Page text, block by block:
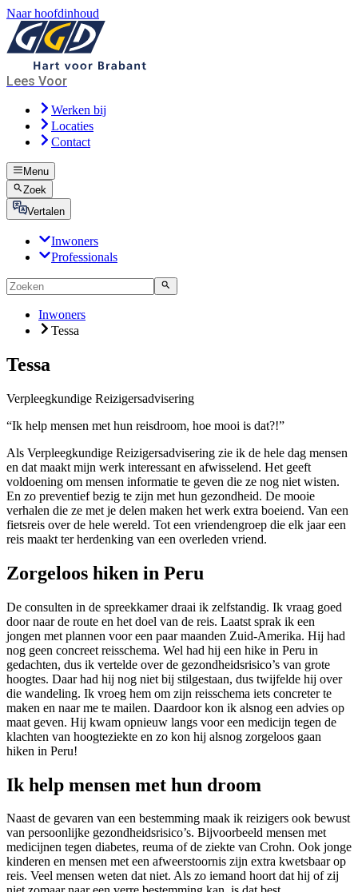
Naar hoofdinhoud
Lees Voor
Werken bij
Locaties
Contact
Menu
Zoek
Vertalen
Inwoners
Professionals
Inwoners
Tessa
Tessa
Verpleegkundige Reizigersadvisering
“Ik help mensen met hun reisdroom, hoe mooi is dat?!”
Als Verpleegkundige Reizigersadvisering zie ik de hele dag mensen
en dat maakt mijn werk interessant en afwisselend. Het geeft
voldoening om mensen informatie te geven die ze nog niet wisten.
En zo preventief bezig te zijn met hun gezondheid. De mooie
verhalen die ze met je delen maken het werk extra boeiend. Van een
fietsreis over de hele wereld. Tot een vriendengroep die elk jaar een
reis maakt ter herdenking van een overleden vriend.
Zorgeloos hiken in Peru
De consulten in de spreekkamer draai ik zelfstandig. Ik vraag goed
door naar de route en het doel van de reis. Laatst sprak ik een
jongen met plannen voor een paar maanden Zuid-Amerika. Hij had
nog geen concreet reisschema. Wel had hij een hike in Peru in
gedachten, dus ik vertelde over de gezondheidsrisico’s van grote
hoogtes. Daar had hij nog niet bij stilgestaan, dus twijfelde hij over
die wandeling. Ik vroeg hem om zijn reisschema iets concreter te
maken en naar me te mailen. Daardoor kon ik alsnog een advies op
maat geven. Hij kwam opnieuw langs voor een medicijn tegen de
klachten van hoogteziekte en zo kon hij alsnog zorgeloos gaan
hiken in Peru!
Ik help mensen met hun droom
Naast de gevaren van een bestemming maak ik reizigers ook bewust
van persoonlijke gezondheidsrisico’s. Bijvoorbeeld mensen met
medicijnen tegen diabetes, reuma of de ziekte van Crohn. Ook jonge
kinderen en mensen met een afweerstoornis zijn extra kwetsbaar op
reis. Veel mensen weten dat niet. Als zo iemand hoort dat hij of zij